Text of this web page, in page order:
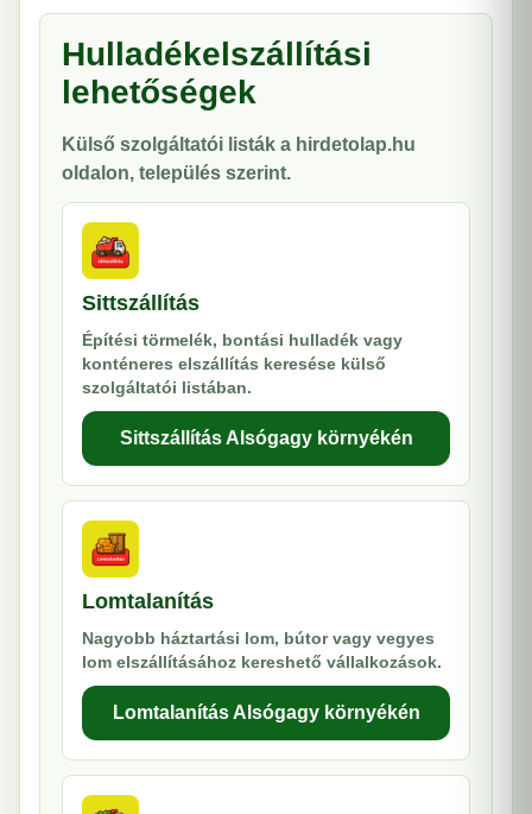
Hulladékelszállítási
lehetőségek
Külső szolgáltatói listák a hirdetolap.hu
oldalon, település szerint.
Sittszállítás
Építési törmelék, bontási hulladék vagy
konténeres elszállítás keresése külső
szolgáltatói listában.
Sittszállítás Alsógagy környékén
Lomtalanítás
Nagyobb háztartási lom, bútor vagy vegyes
lom elszállításához kereshető vállalkozások.
Lomtalanítás Alsógagy környékén